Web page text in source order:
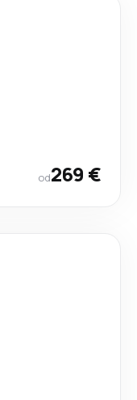
od269 €